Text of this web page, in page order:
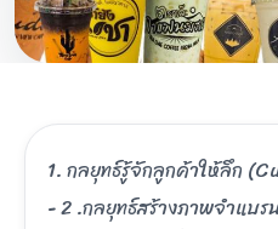
1. กลยุทธ์รู้จักลูกค้าให้ลึก
- 2 .กลยุทธ์สร้างภาพจำแบ